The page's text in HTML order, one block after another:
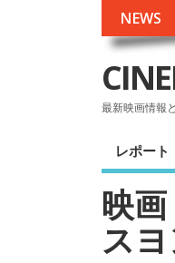
NEWS
最新映画情報
レポート
映
ス